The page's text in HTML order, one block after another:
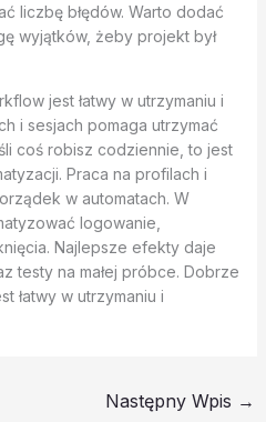
liczbę błędów. Warto dodać
wyjątków, żeby projekt był
jest łatwy w utrzymaniu i
i sesjach pomaga utrzymać
coś robisz codziennie, to jest
Praca na profilach i
w automatach. W
logowanie,
Najlepsze efekty daje
testy na małej próbce. Dobrze
łatwy w utrzymaniu i
Następny Wpis →